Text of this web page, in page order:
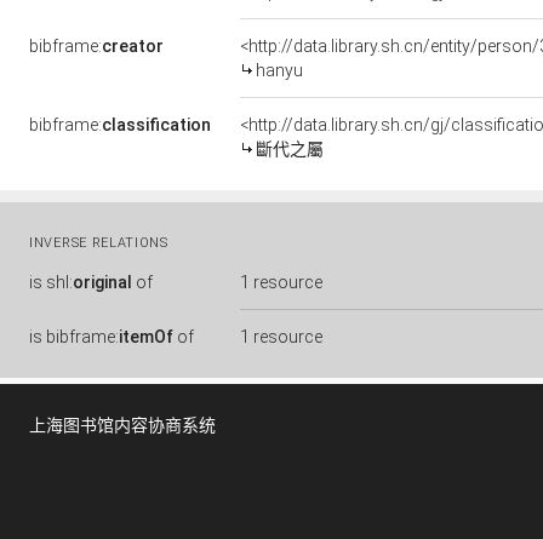
bibframe:creator
<http://data.library.sh.cn/entity/
hanyu
bibframe:classification
<http://data.library.sh.cn/gj/
斷代之屬
INVERSE RELATIONS
is shl:original of 1 resource
is bibframe:itemOf of 1 resource
上海图书馆内容协商系统